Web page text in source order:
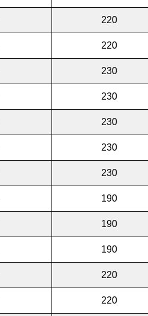
220
220
230
230
230
230
230
190
190
190
220
220